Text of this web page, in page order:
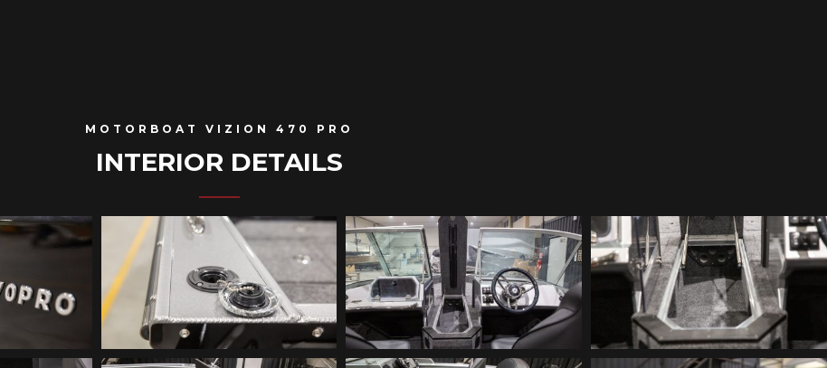
MOTORBOAT VIZION 470 PRO
INTERIOR DETAILS